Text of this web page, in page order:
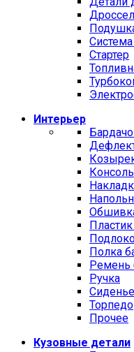
Стартер
Интерьер
Консоль
Полка
Ремень
Ручка
Сиденье
Торпедо
Прочее
Кузовные детали